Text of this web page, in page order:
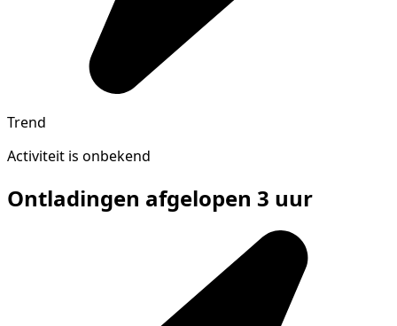
Trend
Activiteit is onbekend
Ontladingen afgelopen 3 uur